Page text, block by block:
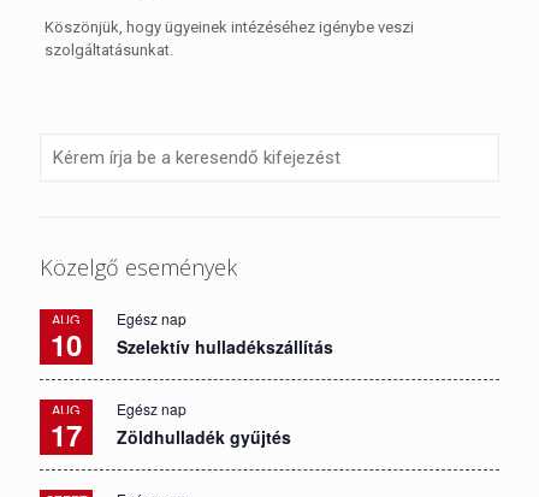
Köszönjük, hogy ügyeinek intézéséhez igénybe veszi
szolgáltatásunkat.
Közelgő események
AUG
10
Egész nap
Szelektív hulladékszállítás
AUG
17
Egész nap
Zöldhulladék gyűjtés